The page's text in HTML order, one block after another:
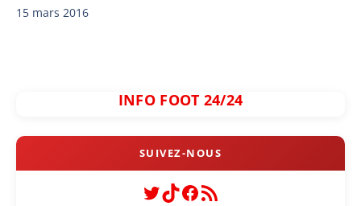
15 mars 2016
INFO FOOT 24/24
Twitter
TikTok
Facebook
Flux RSS